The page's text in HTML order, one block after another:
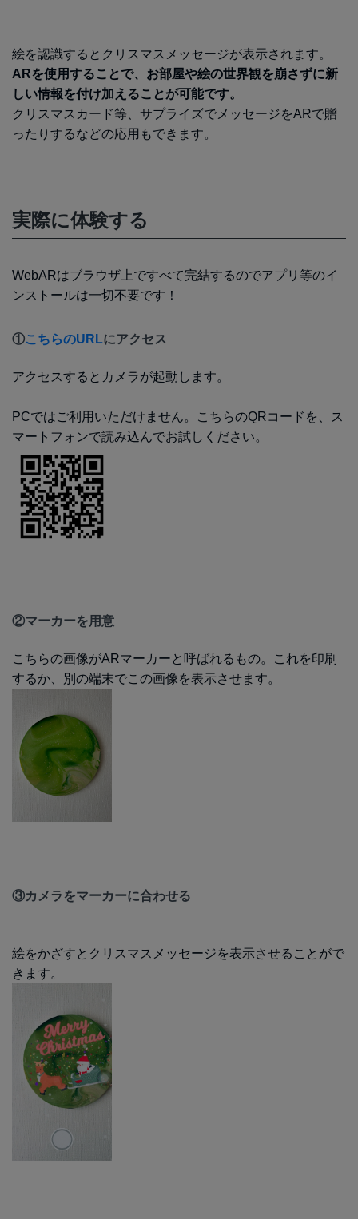
絵を認識するとクリスマスメッセージが表示されます。
ARを使用することで、お部屋や絵の世界観を崩さずに新
しい情報を付け加えることが可能です。
クリスマスカード等、サプライズでメッセージをARで贈
ったりするなどの応用もできます。
実際に体験する
WebARはブラウザ上ですべて完結するのでアプリ等のイ
ンストールは一切不要です！
①こちらのURLにアクセス
アクセスするとカメラが起動します。
PCではご利用いただけません。こちらのQRコードを、ス
マートフォンで読み込んでお試しください。
②マーカーを用意
こちらの画像がARマーカーと呼ばれるもの。これを印刷
するか、別の端末でこの画像を表示させます。
③カメラをマーカーに合わせる
絵をかざすとクリスマスメッセージを表示させることがで
きます。